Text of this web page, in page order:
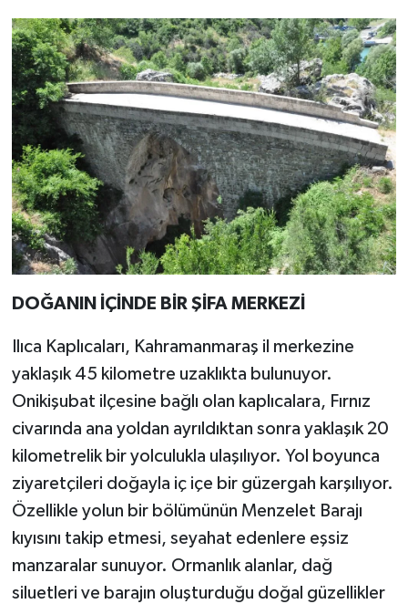
DOĞANIN İÇİNDE BİR ŞİFA MERKEZİ
Ilıca Kaplıcaları, Kahramanmaraş il merkezine
yaklaşık 45 kilometre uzaklıkta bulunuyor.
Onikişubat ilçesine bağlı olan kaplıcalara, Fırnız
civarında ana yoldan ayrıldıktan sonra yaklaşık 20
kilometrelik bir yolculukla ulaşılıyor. Yol boyunca
ziyaretçileri doğayla iç içe bir güzergah karşılıyor.
Özellikle yolun bir bölümünün Menzelet Barajı
kıyısını takip etmesi, seyahat edenlere eşsiz
manzaralar sunuyor. Ormanlık alanlar, dağ
siluetleri ve barajın oluşturduğu doğal güzellikler